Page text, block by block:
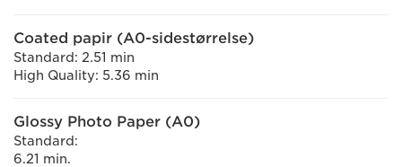
Coated papir (A0-sidestørrelse)
Standard: 2.51 min
High Quality: 5.36 min
Glossy Photo Paper (A0)
Standard:
6.21 min.